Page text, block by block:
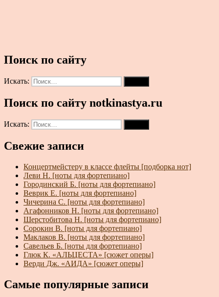
Поиск по сайту
Искать:
Поиск по сайту notkinastya.ru
Искать:
Свежие записи
Концертмейстеру в классе флейты [подборка нот]
Леви Н. [ноты для фортепиано]
Городинский Б. [ноты для фортепиано]
Веврик Е. [ноты для фортепиано]
Чичерина С. [ноты для фортепиано]
Агафонников Н. [ноты для фортепиано]
Шерстобитова Н. [ноты для фортепиано]
Сорокин В. [ноты для фортепиано]
Маклаков В. [ноты для фортепиано]
Савельев Б. [ноты для фортепиано]
Глюк К. «АЛЬЦЕСТА» [сюжет оперы]
Верди Дж. «АИДА» [сюжет оперы]
Самые популярные записи